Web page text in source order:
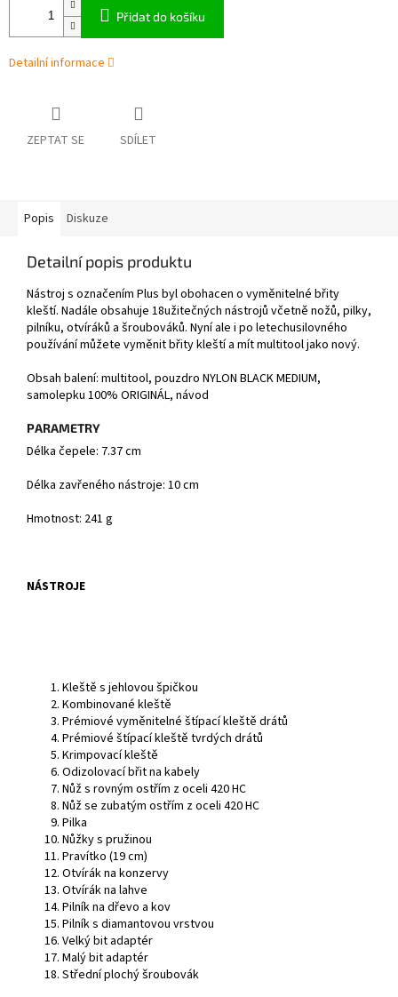
Přidat do košíku
Detailní informace
ZEPTAT SE SDÍLET
Popis Diskuze
Detailní popis produktu
Nástroj s označením Plus byl obohacen o vyměnitelné břity
kleští. Nadále obsahuje 18užitečných nástrojů včetně nožů, pilky,
pilníku, otvíráků a šroubováků. Nyní ale i po letechusilovného
používání můžete vyměnit břity kleští a mít multitool jako nový.
Obsah balení: multitool, pouzdro NYLON BLACK MEDIUM,
samolepku 100% ORIGINÁL, návod
PARAMETRY
Délka čepele: 7.37 cm
Délka zavřeného nástroje: 10 cm
Hmotnost: 241 g
NÁSTROJE
Kleště s jehlovou špičkou
Kombinované kleště
Prémiové vyměnitelné štípací kleště drátů
Prémiové štípací kleště tvrdých drátů
Krimpovací kleště
Odizolovací břit na kabely
Nůž s rovným ostřím z oceli 420 HC
Nůž se zubatým ostřím z oceli 420 HC
Pilka
Nůžky s pružinou
Pravítko (19 cm)
Otvírák na konzervy
Otvírák na lahve
Pilník na dřevo a kov
Pilník s diamantovou vrstvou
Velký bit adaptér
Malý bit adaptér
Střední plochý šroubovák